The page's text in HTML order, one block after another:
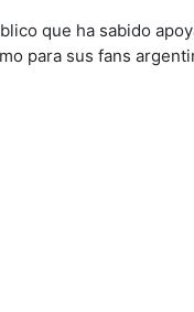
que ha sabido
para sus fans